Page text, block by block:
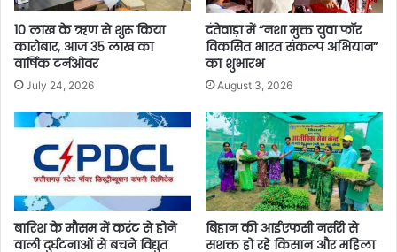
10 लाख के ऋण से शुरू किया
कारोबार, आज 35 लाख का
वार्षिक टर्नओवर
July 24, 2026
दंतेवाड़ा में “नशा मुक्त युवा फॉर
विकसित भारत संकल्प अभियान”
का शुभारंभ
August 3, 2026
बारिश के मौसम में करंट से होने
वाली दुर्घटनाओं से बचने विद्युत
बिहान की आईएफसी नर्सरी से
सशक्त हो रहे किसान और महिला